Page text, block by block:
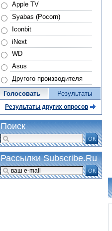
Apple TV
Syabas (Pocorn)
Iconbit
iNext
WD
Asus
Другого производителя
Голосовать Результаты
Результаты других опросов
Поиск
ОК
Рассылки Subscribe.Ru
ОК